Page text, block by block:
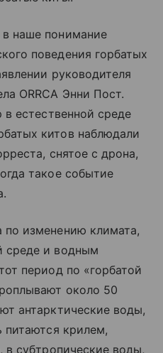
наше понимание
поведения горбатых
руководителя
ORRCA Энни Пост.
естественной среде
китов наблюдали
снятое с дрона,
такое событие
изменению климата,
среде и водным
период по «горбатой
около 50
антарктические воды,
питаются крилем,
в субтропические воды,